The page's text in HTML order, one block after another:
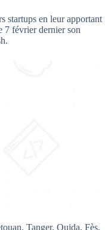
startups en leur apportant
7 février dernier son
Tanger, Oujda, Fès,